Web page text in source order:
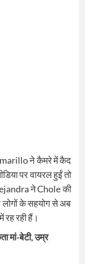
ने कैमरे में कैद
पर वायरल हुईं तो
ने Chole की
के सहयोग से अब
रही हैं।
मां-बेटी, उम्र